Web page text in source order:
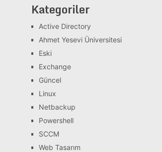
Kategoriler
Active Directory
Ahmet Yesevi Üniversitesi
Eski
Exchange
Güncel
Linux
Netbackup
Powershell
SCCM
Web Tasarım